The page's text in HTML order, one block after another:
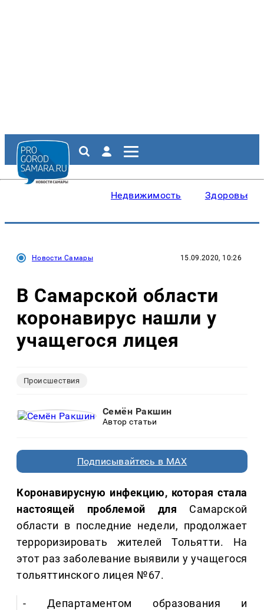
Недвижимость Здоровье
Новости Самары 15.09.2020, 10:26
В Самарской области
коронавирус нашли у
учащегося лицея
Происшествия
Семён Ракшин
Автор статьи
Подписывайтесь в MAX
Коронавирусную инфекцию, которая стала
настоящей проблемой для Самарской
области в последние недели, продолжает
терроризировать жителей Тольятти. На
этот раз заболевание выявили у учащегося
тольяттинского лицея №67.
- Департаментом образования и